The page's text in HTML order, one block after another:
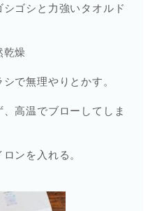
ゴシと力強いタオルド
燥
で無理やりとかす。
高温でブローしてしま
ンを入れる。